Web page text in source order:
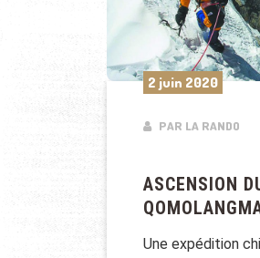
2 juin 2020
PAR LA RANDO
ASCENSION
Une expédition